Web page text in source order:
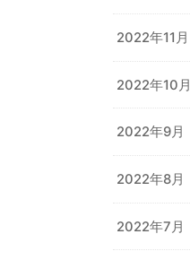
2022年11月
2022年10月
2022年9月
2022年8月
2022年7月